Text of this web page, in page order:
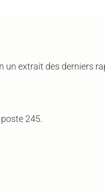
extrait des derniers
245.